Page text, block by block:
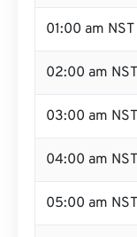
01:00 am NST
02:00 am NST
03:00 am NST
04:00 am NST
05:00 am NST